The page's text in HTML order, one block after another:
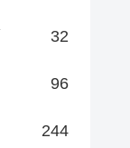
32
96
244